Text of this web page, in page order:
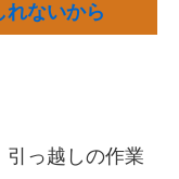
れないから
引っ越しの作業